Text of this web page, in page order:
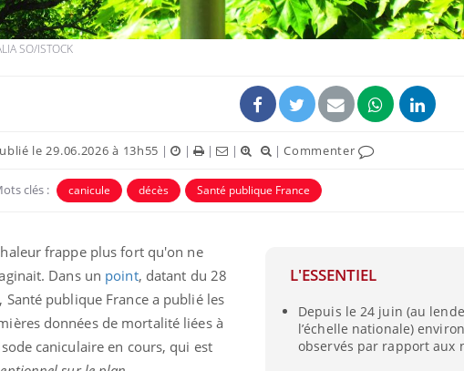
SO/ISTOCK
le 29.06.2026 à 13h55 | | | | |Commenter
clés : canicule décès Santé publique France
L'ESSENTIEL
Depuis le 24 juin (au
l’échelle nationale)
observés par rapport aux
frappe plus fort qu'on ne
Dans un point, datant du 28
Santé publique France a publié les
données de mortalité liées à
caniculaire en cours, qui est